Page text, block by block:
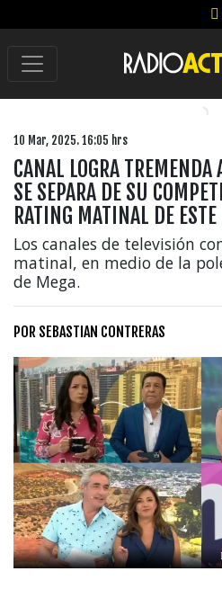
10 Mar, 2025. 16:05 hrs
CANAL LOGRA
SE SEPARA DE SU
RATING MATINAL DE
Los canales de televisión
matinal, en medio de la
de Mega.
POR SEBASTIAN CONTRERAS